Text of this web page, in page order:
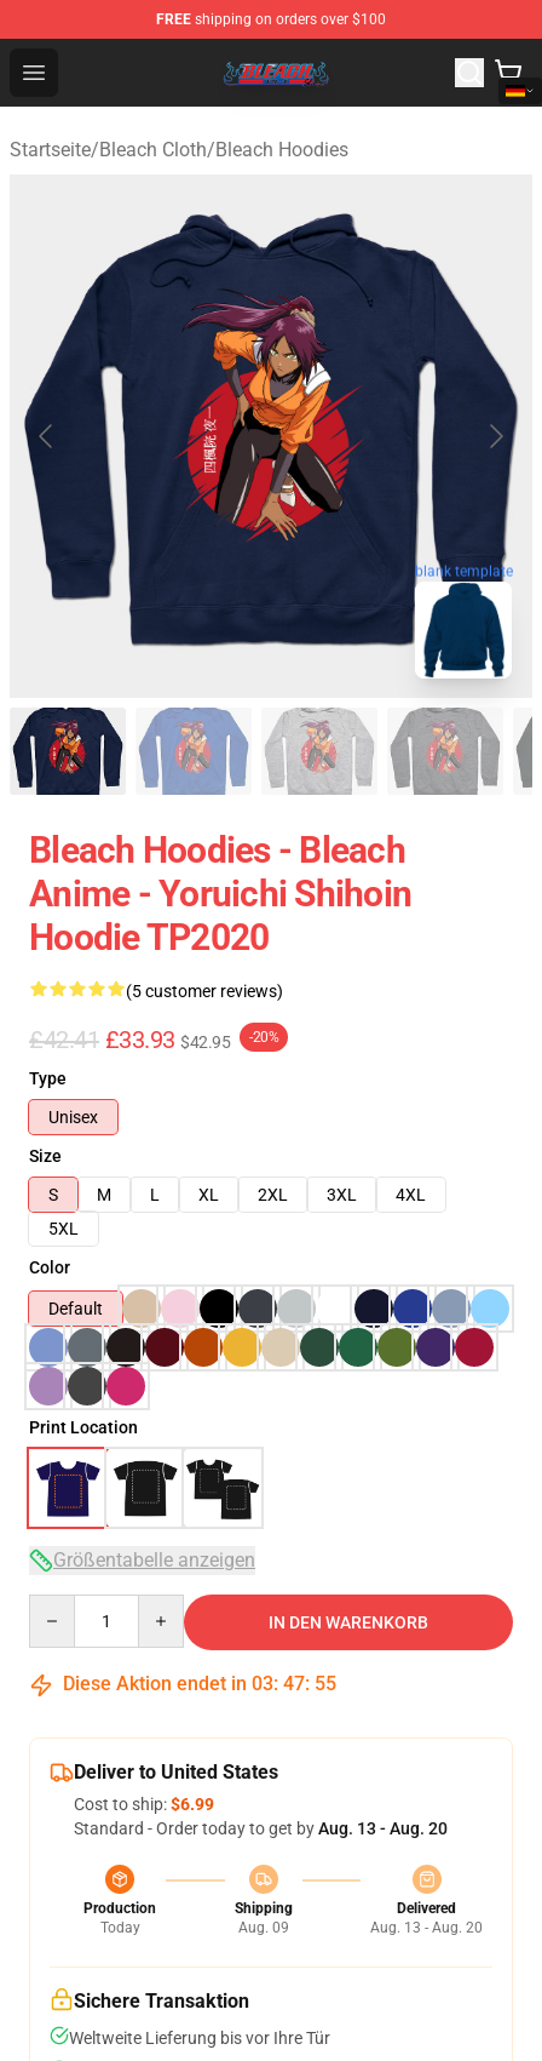
FREE shipping on orders over $100
Open menu
Bleach Store - Official Bleach Merchandise Shop
Startseite/Bleach Cloth/Bleach Hoodies
blank template
Bleach Hoodies - Bleach
Anime - Yoruichi Shihoin
Hoodie TP2020
(5 customer reviews)
£42.41 £33.93 $42.95 -20%
Type
Unisex
Size
S
M L XL 2XL 3XL
4XL
5XL
Color
Default
Print Location
Größentabelle anzeigen
IN DEN WARENKORB
Diese Aktion endet in 03: 47: 54
Deliver to United States
Cost to ship:$6.99
Standard - Order today to get byAug. 13 - Aug. 20
Production
Today
Shipping
Aug. 09
Delivered
Aug. 13 - Aug. 20
Sichere Transaktion
Weltweite Lieferung bis vor Ihre Tür